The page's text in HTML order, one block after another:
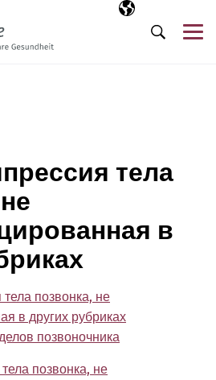
Выбранный
RU
Поиск
тела
в
позвонка, не
в других рубриках
позвоночника
позвонка, не